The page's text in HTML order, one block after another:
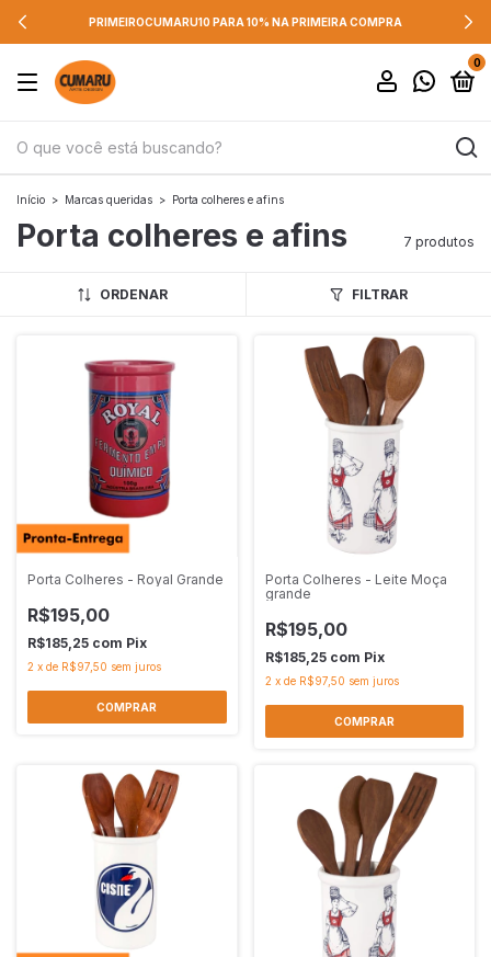
PRIMEIROCUMARU10 PARA 10% NA PRIMEIRA COMPRA
0
Início > Marcas queridas > Porta colheres e afins
Porta colheres e afins 7 produtos
ORDENAR FILTRAR
Porta Colheres - Royal Grande
R$195,00
R$185,25 com Pix
2 x de R$97,50 sem juros
Porta Colheres - Leite Moça
grande
R$195,00
R$185,25 com Pix
2 x de R$97,50 sem juros